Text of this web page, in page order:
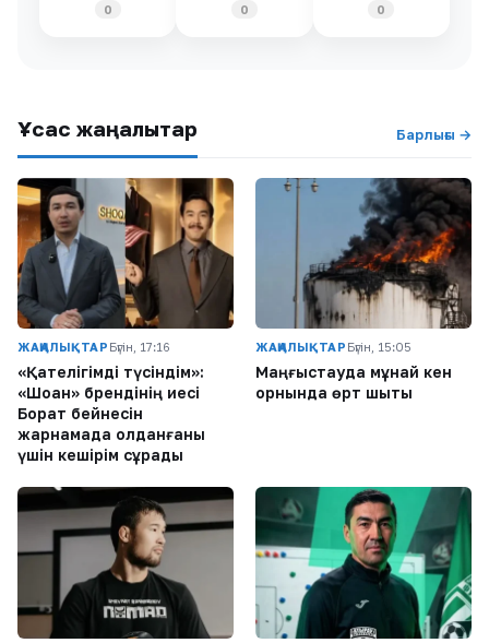
0 0 0
Ұқсас жаңалықтар Барлығы →
ЖАҢАЛЫҚТАР Бүгін, 17:16
«Қателігімді түсіндім»:
«Шоқан» брендінің иесі
Борат бейнесін
жарнамада қолданғаны
үшін кешірім сұрады
ЖАҢАЛЫҚТАР Бүгін, 15:05
Маңғыстауда мұнай кен
орнында өрт шықты